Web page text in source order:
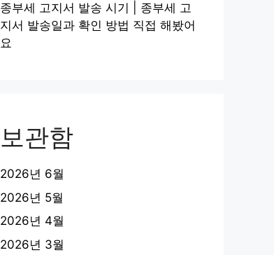
종부세 고지서 발송 시기 | 종부세 고
지서 발송일과 확인 방법 직접 해봤어
요
보관함
2026년 6월
2026년 5월
2026년 4월
2026년 3월